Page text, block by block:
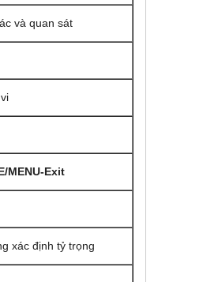
và quan sát
MENU-Exit
xác định tỷ trọng